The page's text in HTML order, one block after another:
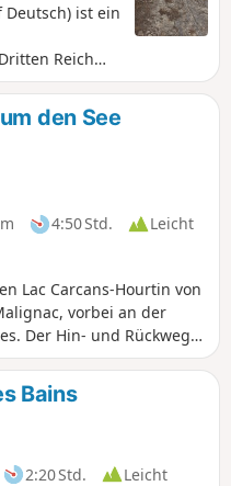
ist ein
Reich
entlang der
um eine
Alliierten aus
Straße, die zu
führte.
den See
4:50 Std.
Leicht
Lac Carcans-Hourtin von
vorbei an der
Der Hin- und Rückweg
Bains
2:20 Std.
Leicht